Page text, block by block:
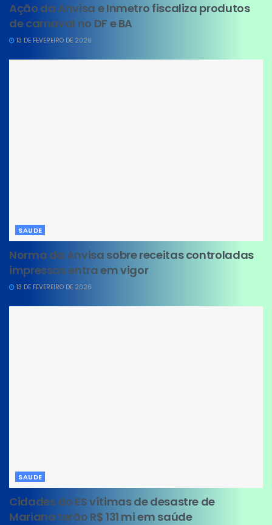
Ação da Anvisa e Inmetro fiscaliza produtos
de carnaval no DF e BA
13 DE FEVEREIRO DE 2026
SAUDE
Norma da Anvisa sobre receitas controladas
impressas entra em vigor
13 DE FEVEREIRO DE 2026
SAUDE
Cidades do ES vítimas de desastre de
Mariana terão R$ 131 mi em saúde